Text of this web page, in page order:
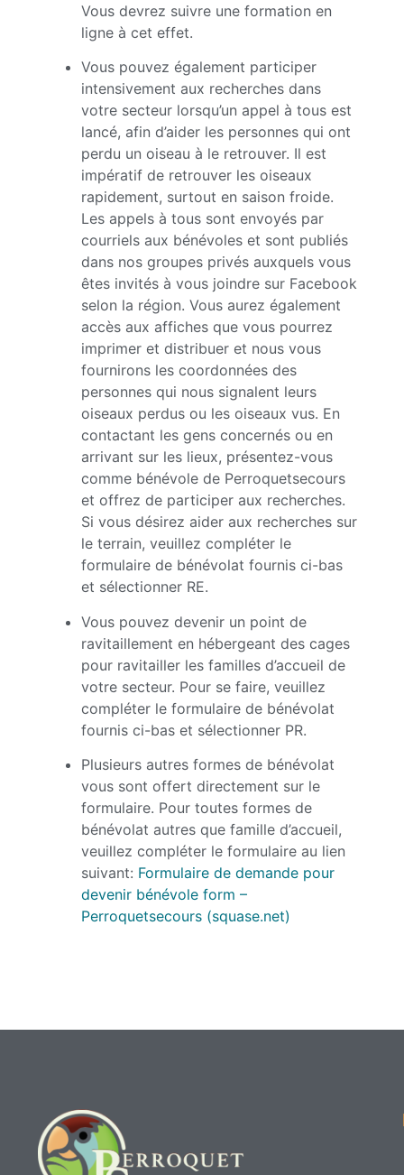
Vous devrez suivre une formation en
ligne à cet effet.
Vous pouvez également participer
intensivement aux recherches dans
votre secteur lorsqu’un appel à tous est
lancé, afin d’aider les personnes qui ont
perdu un oiseau à le retrouver. Il est
impératif de retrouver les oiseaux
rapidement, surtout en saison froide.
Les appels à tous sont envoyés par
courriels aux bénévoles et sont publiés
dans nos groupes privés auxquels vous
êtes invités à vous joindre sur Facebook
selon la région. Vous aurez également
accès aux affiches que vous pourrez
imprimer et distribuer et nous vous
fournirons les coordonnées des
personnes qui nous signalent leurs
oiseaux perdus ou les oiseaux vus. En
contactant les gens concernés ou en
arrivant sur les lieux, présentez-vous
comme bénévole de Perroquetsecours
et offrez de participer aux recherches.
Si vous désirez aider aux recherches sur
le terrain, veuillez compléter le
formulaire de bénévolat fournis ci-bas
et sélectionner RE.
Vous pouvez devenir un point de
ravitaillement en hébergeant des cages
pour ravitailler les familles d’accueil de
votre secteur. Pour se faire, veuillez
compléter le formulaire de bénévolat
fournis ci-bas et sélectionner PR.
Plusieurs autres formes de bénévolat
vous sont offert directement sur le
formulaire. Pour toutes formes de
bénévolat autres que famille d’accueil,
veuillez compléter le formulaire au lien
suivant: Formulaire de demande pour
devenir bénévole form –
Perroquetsecours (squase.net)